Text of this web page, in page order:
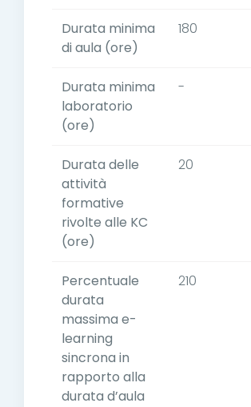
Durata minima
di aula (ore)
180
Durata minima
laboratorio
(ore)
-
Durata delle
attività
formative
rivolte alle KC
(ore)
20
Percentuale
durata
massima e-
learning
sincrona in
rapporto alla
durata d’aula
210